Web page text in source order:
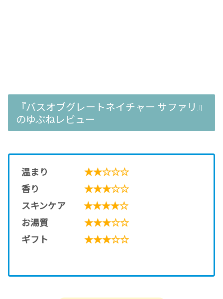
『バスオブグレートネイチャー サファリ』
のゆぶねレビュー
温まり ★★☆☆☆
香り ★★★☆☆
スキンケア ★★★★☆
お湯質 ★★★☆☆
ギフト ★★★☆☆